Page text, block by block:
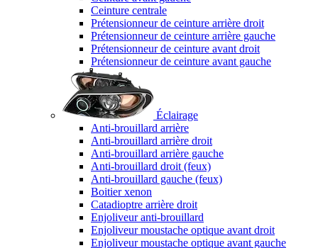
Ceinture centrale
Prétensionneur de ceinture arrière droit
Prétensionneur de ceinture arrière gauche
Prétensionneur de ceinture avant droit
Prétensionneur de ceinture avant gauche
Éclairage
Anti-brouillard arrière
Anti-brouillard arrière droit
Anti-brouillard arrière gauche
Anti-brouillard droit (feux)
Anti-brouillard gauche (feux)
Boitier xenon
Catadioptre arrière droit
Enjoliveur anti-brouillard
Enjoliveur moustache optique avant droit
Enjoliveur moustache optique avant gauche